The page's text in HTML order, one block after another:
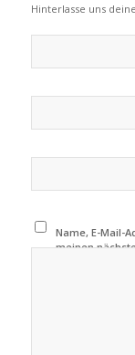
Hinterlasse uns
Name, E-Mail-
meinen